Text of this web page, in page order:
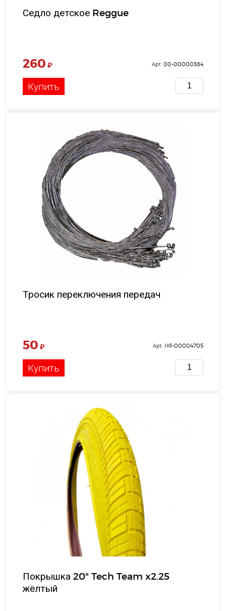
Седло детское Reggue
260 ₽ Арт. 00-00000384
Купить
Тросик переключения передач
50 ₽ Арт. НФ-00004705
Купить
Покрышка 20" Tech Team x2.25
жёлтый